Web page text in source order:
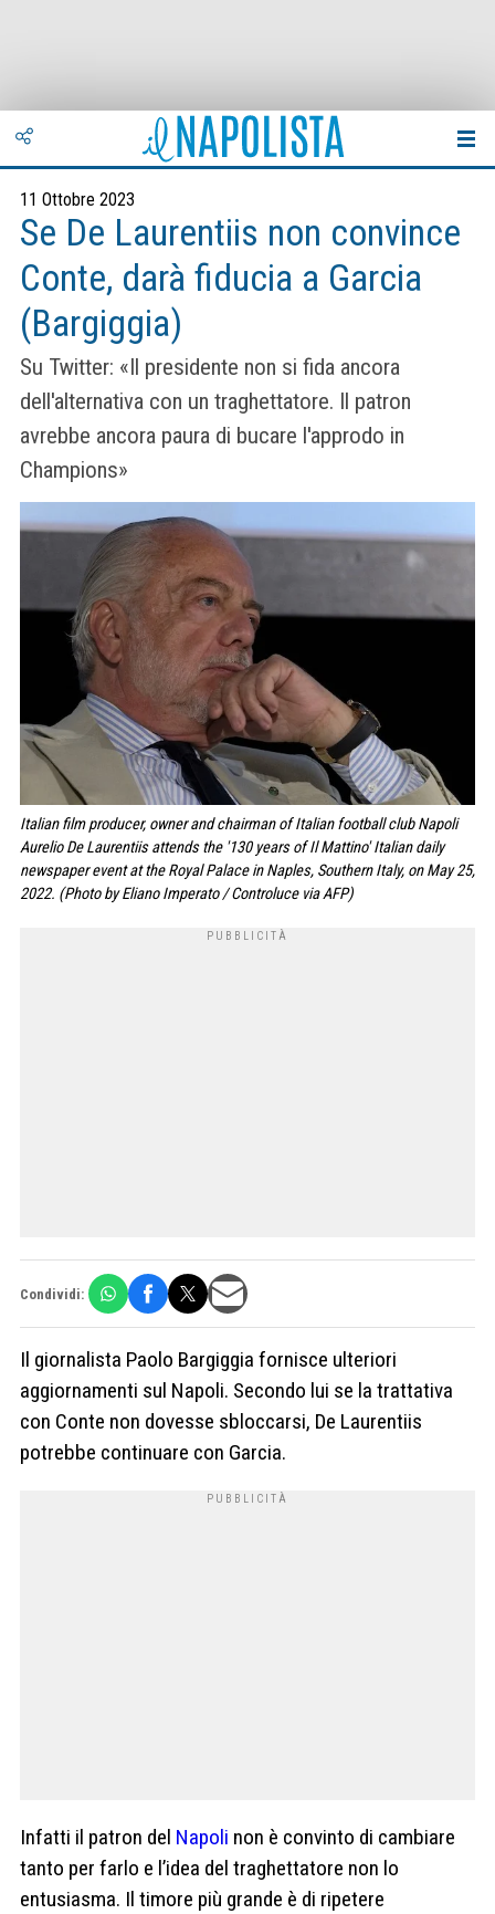
11 Ottobre 2023
Se De Laurentiis non convince
Conte, darà fiducia a Garcia
(Bargiggia)
Su Twitter: «Il presidente non si fida ancora
dell'alternativa con un traghettatore. Il patron
avrebbe ancora paura di bucare l'approdo in
Champions»
Italian film producer, owner and chairman of Italian football club Napoli
Aurelio De Laurentiis attends the '130 years of Il Mattino' Italian daily
newspaper event at the Royal Palace in Naples, Southern Italy, on May 25,
2022. (Photo by Eliano Imperato / Controluce via AFP)
Condividi:
Il giornalista Paolo Bargiggia fornisce ulteriori
aggiornamenti sul Napoli. Secondo lui se la trattativa
con Conte non dovesse sbloccarsi, De Laurentiis
potrebbe continuare con Garcia.
Infatti il patron del Napoli non è convinto di cambiare
tanto per farlo e l’idea del traghettatore non lo
entusiasma. Il timore più grande è di ripetere